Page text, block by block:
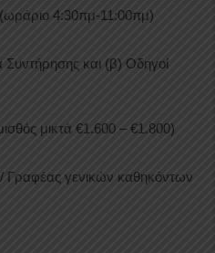
4:30πμ-11:00πμ)
και (β) Οδηγοί
μικτά €1.600 – €1.800)
Γραφέας γενικών καθηκόντων